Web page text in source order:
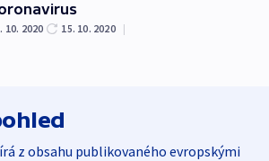
10. 2020 15. 10. 2020 |
z obsahu publikovaného evropskými